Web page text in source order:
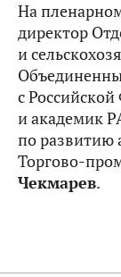
На
директор
и
с
и академик
по развитию
Торгово-
Чекмарев.